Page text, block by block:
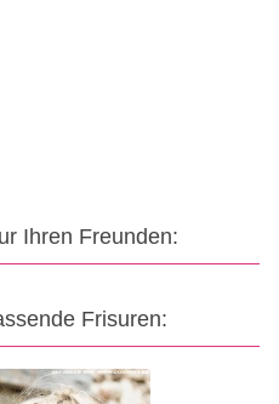
Ihren Freunden:
Frisuren: